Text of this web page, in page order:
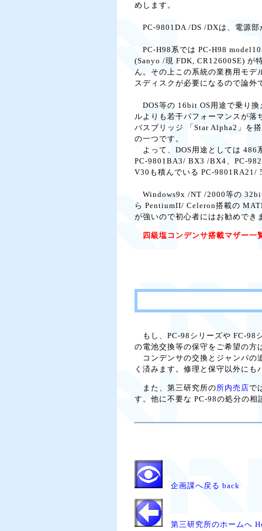
めします。
PC-9801DA /DS /DXは、電源部
PC-H98系では PC-H98
(Sanyo /現 FDK, CR12600SE) が
ん。その上この系統の業務用モ
スディスクが必要になるので論外
DOS等の 16bit OS用途で乗り
ルよりも若干パフォーマンスが
バスブリッジ 「Star Alpha2」を
の一つです。
よって、DOS用途としては 486
PC-9801BA3/ BX3 /BX4、PC-
V30も積んでいる PC-9801RA21/
Windows9x /NT /2000等の 32bit
ら PentiumII/ Celeron搭載の
が強いので初心者にはお勧めでき
四級塩コンデンサ搭載マザー
もし、PC-98シリーズや FC-98
の電池交換等の保守をご希望の方
コンデンサの交換とジャンパの
く済みます。修理と保守以外に
また、第三研究所の所内売店で
す。他に不要な PC-98の処分の
企画課へ戻る back
第三研究所のホームへ